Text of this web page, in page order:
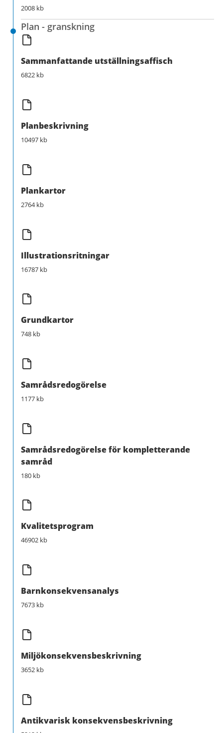
2008 kb
Plan - granskning
Sammanfattande utställningsaffisch
6822 kb
Planbeskrivning
10497 kb
Plankartor
2764 kb
Illustrationsritningar
16787 kb
Grundkartor
748 kb
Samrådsredogörelse
1177 kb
Samrådsredogörelse för kompletterande
samråd
180 kb
Kvalitetsprogram
46902 kb
Barnkonsekvensanalys
7673 kb
Miljökonsekvensbeskrivning
3652 kb
Antikvarisk konsekvensbeskrivning